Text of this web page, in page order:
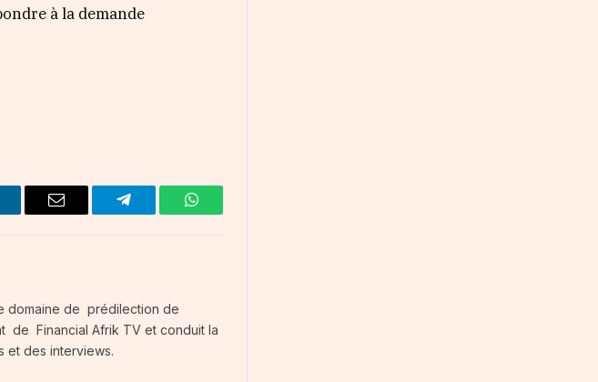
à la demande
Email Telegram WhatsApp
domaine de prédilection de
de Financial Afrik TV et conduit la
et des interviews.